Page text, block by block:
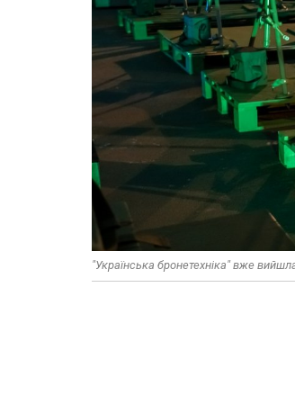
"Українська бронетехніка" вже